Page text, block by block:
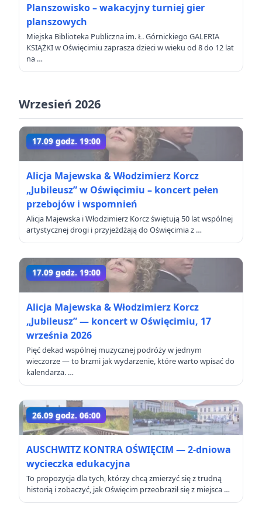
Planszowisko – wakacyjny turniej gier
planszowych
Miejska Biblioteka Publiczna im. Ł. Górnickiego GALERIA
KSIĄŻKI w Oświęcimiu zaprasza dzieci w wieku od 8 do 12 lat
na …
Wrzesień 2026
17.09 godz. 19:00
Alicja Majewska & Włodzimierz Korcz
„Jubileusz” w Oświęcimiu – koncert pełen
przebojów i wspomnień
Alicja Majewska i Włodzimierz Korcz świętują 50 lat wspólnej
artystycznej drogi i przyjeżdżają do Oświęcimia z …
17.09 godz. 19:00
Alicja Majewska & Włodzimierz Korcz
„Jubileusz” — koncert w Oświęcimiu, 17
września 2026
Pięć dekad wspólnej muzycznej podróży w jednym
wieczorze — to brzmi jak wydarzenie, które warto wpisać do
kalendarza. …
26.09 godz. 06:00
AUSCHWITZ KONTRA OŚWIĘCIM — 2‑dniowa
wycieczka edukacyjna
To propozycja dla tych, którzy chcą zmierzyć się z trudną
historią i zobaczyć, jak Oświęcim przeobraził się z miejsca …